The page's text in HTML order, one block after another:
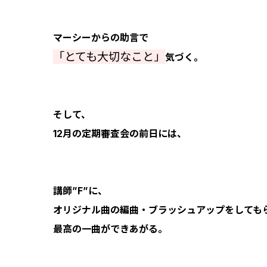
マーシーからの助言で
「とても大切なこと」 気づく。
そして、
12月の定期審査会の前日には、
講師”F”に、
オリジナル曲の編曲・ブラッシュアップをしても
最高の一曲ができあがる。